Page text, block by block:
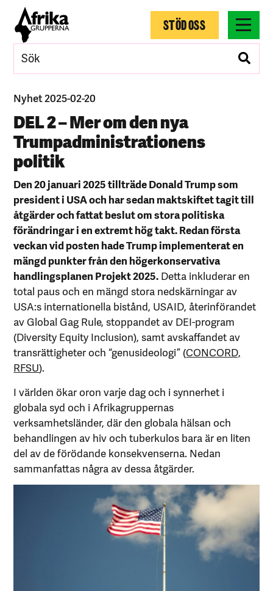
STÖD OSS
Nyhet 2025-02-20
DEL 2 – Mer om den nya
Trumpadministrationens
politik
Den 20 januari 2025 tillträde Donald Trump som
president i USA och har sedan maktskiftet tagit till
åtgärder och fattat beslut om stora politiska
förändringar i en extremt hög takt. Redan första
veckan vid posten hade Trump implementerat en
mängd punkter från den högerkonservativa
handlingsplanen Projekt 2025. Detta inkluderar en
total paus och en mängd stora nedskärningar av
USA:s internationella bistånd, USAID, återinförandet
av Global Gag Rule, stoppandet av DEI-program
(Diversity Equity Inclusion), samt avskaffandet av
transrättigheter och “genusideologi” (CONCORD,
RFSU).
I världen ökar oron varje dag och i synnerhet i
globala syd och i Afrikagruppernas
verksamhetsländer, där den globala hälsan och
behandlingen av hiv och tuberkulos bara är en liten
del av de förödande konsekvenserna. Nedan
sammanfattas några av dessa åtgärder.